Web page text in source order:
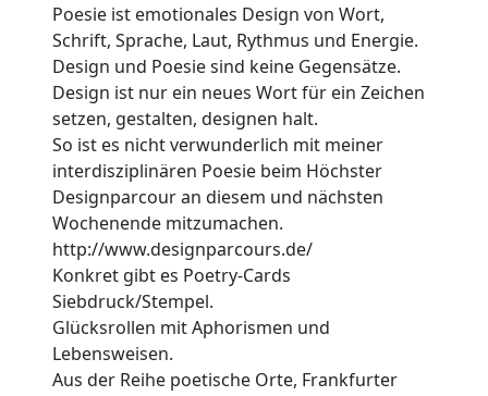
Poesie ist emotionales Design von Wort,
Schrift, Sprache, Laut, Rythmus und Energie.
Design und Poesie sind keine Gegensätze.
Design ist nur ein neues Wort für ein Zeichen
setzen, gestalten, designen halt.
So ist es nicht verwunderlich mit meiner
interdisziplinären Poesie beim Höchster
Designparcour an diesem und nächsten
Wochenende mitzumachen.
http://www.designparcours.de/
Konkret gibt es Poetry-Cards
Siebdruck/Stempel.
Glücksrollen mit Aphorismen und
Lebensweisen.
Aus der Reihe poetische Orte, Frankfurter